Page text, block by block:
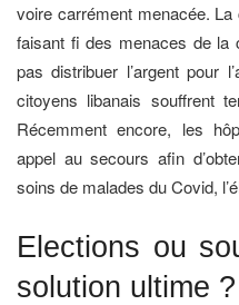
voire carrément menacée.
faisant fi des menaces de la
pas distribuer l’argent pour
citoyens libanais souffrent
Récemment encore, les
appel au secours afin
soins de malades du Covid,
Elections ou
solution ultime ?